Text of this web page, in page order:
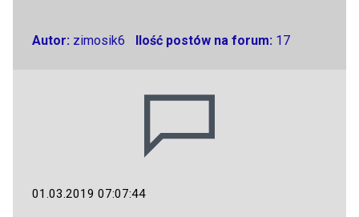
Autor: zimosik6 Ilość postów na forum: 17
01.03.2019 07:07:44